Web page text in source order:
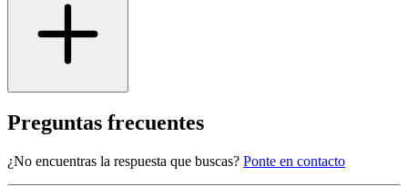
Preguntas frecuentes
¿No encuentras la respuesta que buscas? Ponte en contacto